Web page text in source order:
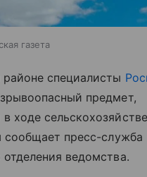
газета
специалисты
предмет,
ходе
сообщает пресс-служба
отделения ведомства.